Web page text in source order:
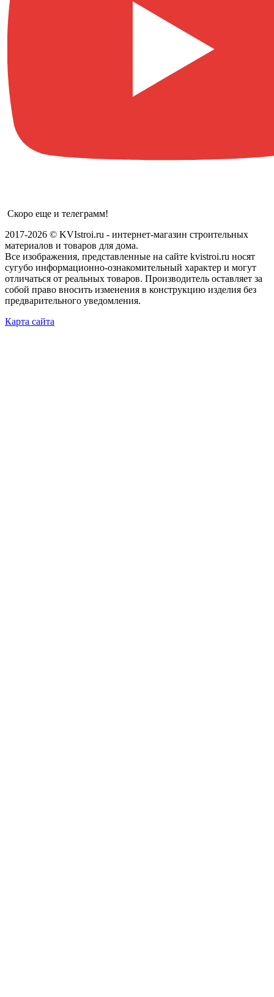
Скоро еще и телеграмм!
2017-2026 © KVIstroi.ru - интернет-магазин строительных
материалов и товаров для дома.
Все изображения, представленные на сайте kvistroi.ru носят
сугубо информационно-ознакомительный характер и могут
отличаться от реальных товаров. Производитель оставляет за
собой право вносить изменения в конструкцию изделия без
предварительного уведомления.
Карта сайта